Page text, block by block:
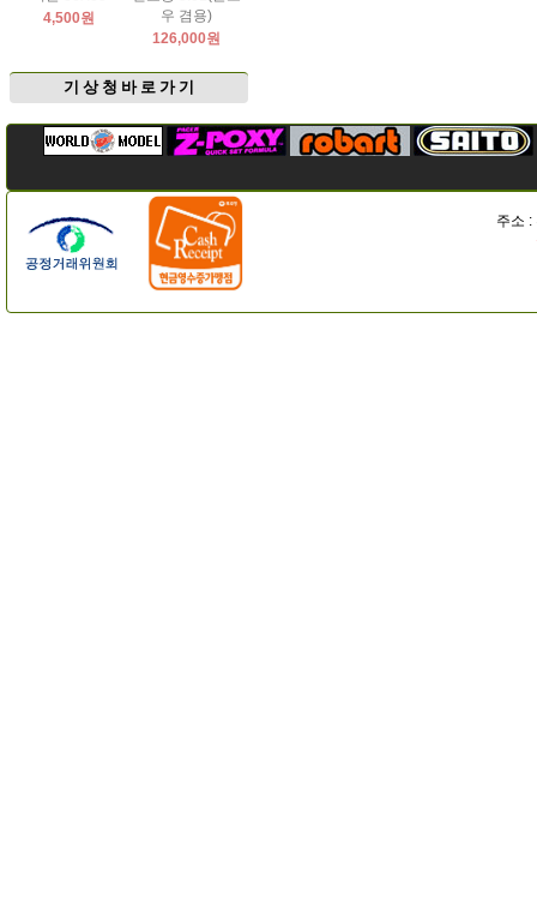
4,500원
우 겸용)
126,000원
기 상 청 바 로 가 기
주소